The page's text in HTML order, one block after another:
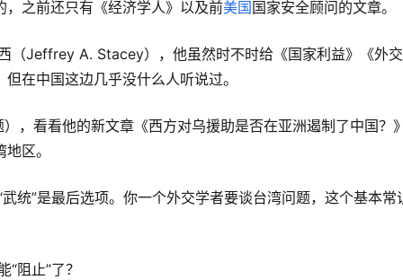
，之前还只有 《经济学人》 以及前美国 国家安全顾问的文章。
在中国这边几乎没什么人听说过。
区。
阻止”了？